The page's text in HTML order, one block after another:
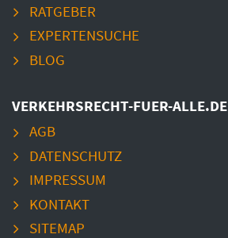
RATGEBER
EXPERTENSUCHE
BLOG
VERKEHRSRECHT-FUER-ALLE.DE
AGB
DATENSCHUTZ
IMPRESSUM
KONTAKT
SITEMAP